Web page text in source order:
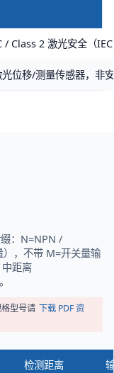
/ Class 2 激光安全（
光位移/测量传感器，非
：N=NPN /
，不带 M=开关量输
距离
型号请 下载 PDF 资
检测距离